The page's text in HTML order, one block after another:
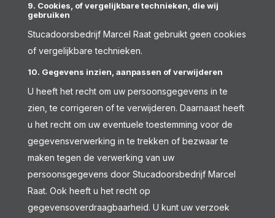
9. Cookies, of vergelijkbare technieken, die wij
gebruiken
Stucadoorsbedrijf Marcel Raat gebruikt geen cookies
of vergelijkbare technieken.
10. Gegevens inzien, aanpassen of verwijderen
U heeft het recht om uw persoonsgegevens in te
zien, te corrigeren of te verwijderen. Daarnaast heeft
u het recht om uw eventuele toestemming voor de
gegevensverwerking in te trekken of bezwaar te
maken tegen de verwerking van uw
persoonsgegevens door Stucadoorsbedrijf Marcel
Raat. Ook heeft u het recht op
gegevensoverdraagbaarheid. U kunt uw verzoek